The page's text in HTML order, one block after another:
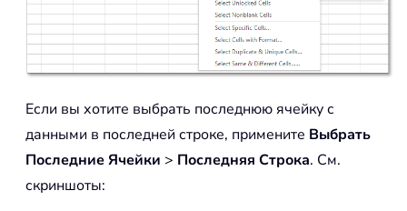
Если вы хотите выбрать последнюю ячейку с
данными в последней строке, примените Выбрать
Последние Ячейки > Последняя Строка. См.
скриншоты: